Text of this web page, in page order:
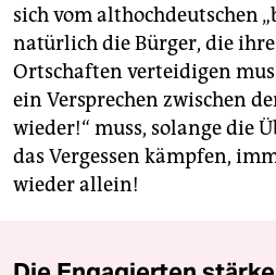
sich vom althochdeutschen
natürlich die Bürger, die
Ortschaften verteidigen
ein Versprechen zwischen
wieder!“ muss, solange die
das Vergessen kämpfen,
wieder allein!